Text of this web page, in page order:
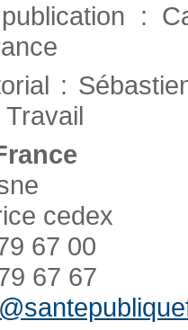
:
:
cedex
67 00
67 67